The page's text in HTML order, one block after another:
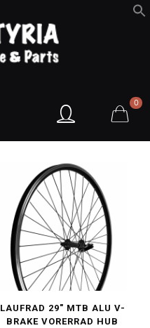
0
LAUFRAD 29″ MTB ALU V-
BRAKE VORERRAD HUB